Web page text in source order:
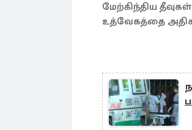
மேற்கிந்திய
உத்வேகத்தை